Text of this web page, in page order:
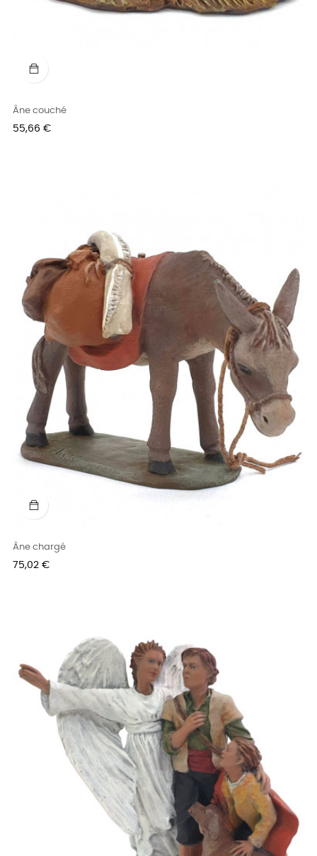
Âne couché
Prix
55,66 €
Âne chargé
Prix
75,02 €